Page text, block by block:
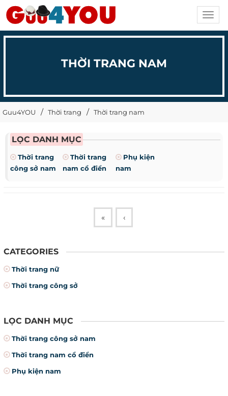
THỜI TRANG NAM
Guu4YOU Thời trang Thời trang nam
LỌC DANH MỤC
Thời trang
công sở nam
Thời trang
nam cổ điển
Phụ kiện
nam
« ‹
CATEGORIES
Thời trang nữ
Thời trang công sở
LỌC DANH MỤC
Thời trang công sở nam
Thời trang nam cổ điển
Phụ kiện nam